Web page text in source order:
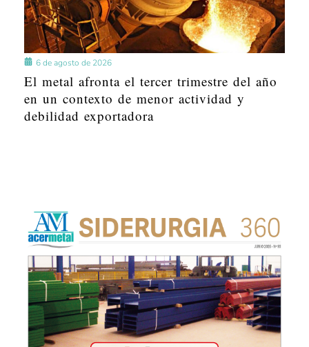
6 de agosto de 2026
El metal afronta el tercer trimestre del año
en un contexto de menor actividad y
debilidad exportadora